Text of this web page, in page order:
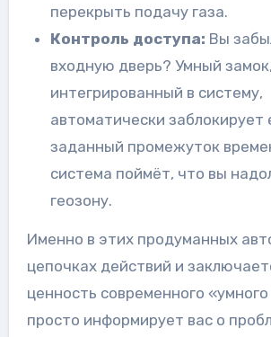
перекрыть подачу газа.
Контроль доступа: Вы
входную дверь? Умный замок,
интегрированный в систему,
автоматически заблокирует
заданный промежуток
система поймёт, что вы
геозону.
Именно в этих продуманных
цепочках действий и
ценность современного
просто информирует вас о